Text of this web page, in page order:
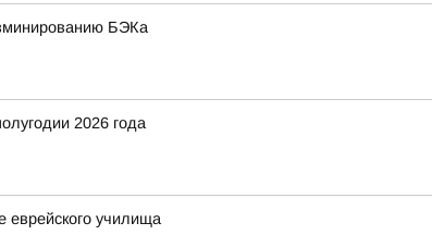
БЭКа
2026 года
еврейского училища